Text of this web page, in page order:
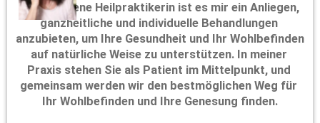
Als erfahrene Heilpraktikerin ist es mir ein Anliegen,
ganzheitliche und individuelle Behandlungen
anzubieten, um Ihre Gesundheit und Ihr Wohlbefinden
auf natürliche Weise zu unterstützen. In meiner
Praxis stehen Sie als Patient im Mittelpunkt, und
gemeinsam werden wir den bestmöglichen Weg für
Ihr Wohlbefinden und Ihre Genesung finden.